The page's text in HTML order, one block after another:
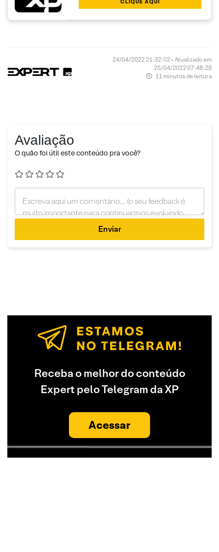
24/04/2022 21:32:02 • Atualizado em
25/04/2022 07:48:28
11 minutos de leitura
Avaliação
O quão foi útil este conteúdo pra você?
Enviar
Receba o melhor do conteúdo
Expert pelo Telegram da XP
Acessar